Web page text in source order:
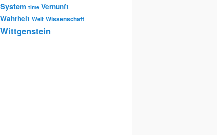
System time Vernunft
Wahrheit Welt Wissenschaft
Wittgenstein